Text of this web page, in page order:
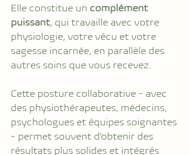
Elle constitue un complément
puissant, qui travaille avec votre
physiologie, votre vécu et votre
sagesse incarnée, en parallèle des
autres soins que vous recevez.
Cette posture collaborative - avec
des physiothérapeutes, médecins,
psychologues et équipes soignantes
- permet souvent d’obtenir des
résultats plus solides et intégrés